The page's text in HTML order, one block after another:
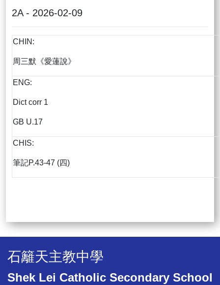
2A - 2026-02-09
CHIN:
周三默《愛蓮說》
ENG:
Dict corr 1
GB U.17
CHIS:
筆記P.43-47 (四)
石籬天主教中學
Shek Lei Catholic Secondary School